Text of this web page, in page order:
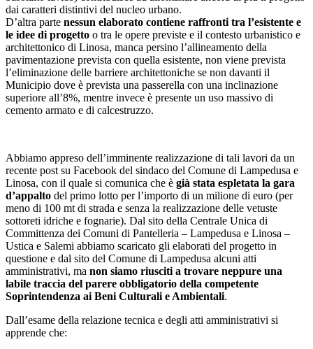
dai caratteri distintivi del nucleo urbano.
D’altra parte nessun elaborato contiene raffronti tra l’esistente e
le idee di progetto o tra le opere previste e il contesto urbanistico e
architettonico di Linosa, manca persino l’allineamento della
pavimentazione prevista con quella esistente, non viene prevista
l’eliminazione delle barriere architettoniche se non davanti il
Municipio dove è prevista una passerella con una inclinazione
superiore all’8%, mentre invece è presente un uso massivo di
cemento armato e di calcestruzzo.
Abbiamo appreso dell’imminente realizzazione di tali lavori da un
recente post su Facebook del sindaco del Comune di Lampedusa e
Linosa, con il quale si comunica che è già stata espletata la gara
d’appalto del primo lotto per l’importo di un milione di euro (per
meno di 100 mt di strada e senza la realizzazione delle vetuste
sottoreti idriche e fognarie). Dal sito della Centrale Unica di
Committenza dei Comuni di Pantelleria – Lampedusa e Linosa –
Ustica e Salemi abbiamo scaricato gli elaborati del progetto in
questione e dal sito del Comune di Lampedusa alcuni atti
amministrativi, ma non siamo riusciti a trovare neppure una
labile traccia del parere obbligatorio della competente
Soprintendenza ai Beni Culturali e Ambientali.
Dall’esame della relazione tecnica e degli atti amministrativi si
apprende che: